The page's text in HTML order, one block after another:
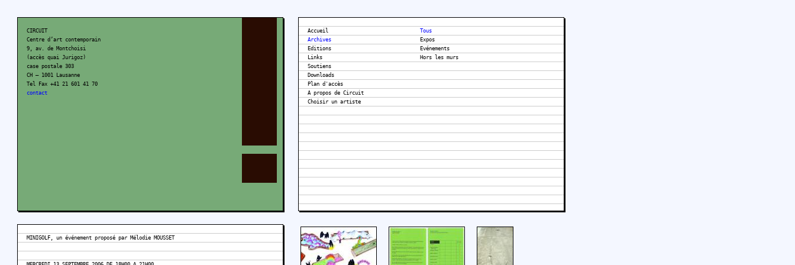
CIRCUIT
Centre d’art contemporain
9, av. de Montchoisi
(accès quai Jurigoz)
case postale 303
CH – 1001 Lausanne
Tel Fax +41 21 601 41 70
contact
Accueil
Archives
Editions
Links
Soutiens
Downloads
Plan d'accès
A propos de Circuit
Tous
Expos
Evénements
Hors les murs
MINIGOLF, un événement proposé par Mélodie MOUSSET